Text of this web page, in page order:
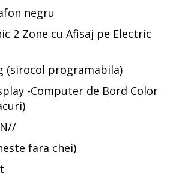
negru
2 Zone cu Afisaj pe Electric
(sirocol programabila)
-Computer de Bord Color
fara chei)